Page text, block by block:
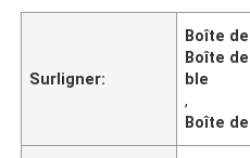
Surligner:
Boîte
Boîte
ble
,
Boîte